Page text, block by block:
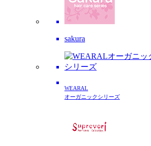
sakura
WEARAL
オーガニックシリーズ